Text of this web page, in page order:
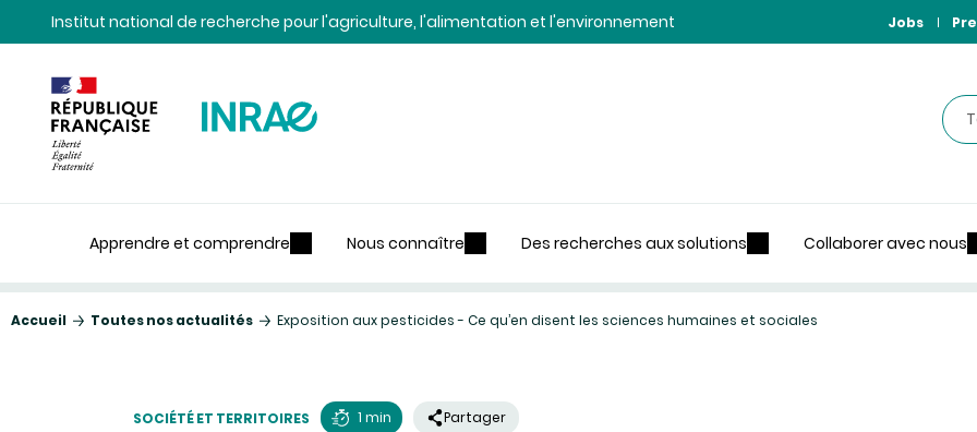
Contenu
Recherche
NavigationInstitut national de recherche pour l'agriculture, l'alimentation et l'environnement Jobs
Apprendre et comprendre Nous connaître Des recherches aux solutions Collaborer avec nous
Accueil Toutes nos actualités Exposition aux pesticides - Ce qu’en disent les sciences humaines et sociales
SOCIÉTÉ ET TERRITOIRES
1 min Partager